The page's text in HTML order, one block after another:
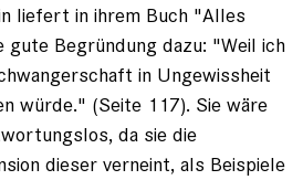
liefert in ihrem Buch "Alles
Begründung dazu: "Weil ich
in Ungewissheit
würde." (Seite 117). Sie wäre
da sie die
dieser verneint, als Beispiele